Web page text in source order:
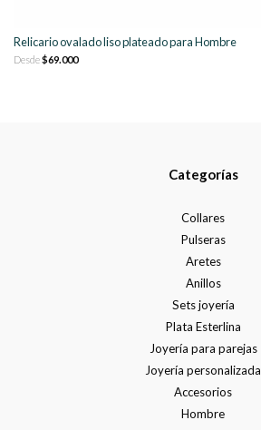
Relicario ovalado liso plateado para Hombre
Desde$69.000
Categorías
Collares
Pulseras
Aretes
Anillos
Sets joyería
Plata Esterlina
Joyería para parejas
Joyería personalizada
Accesorios
Hombre